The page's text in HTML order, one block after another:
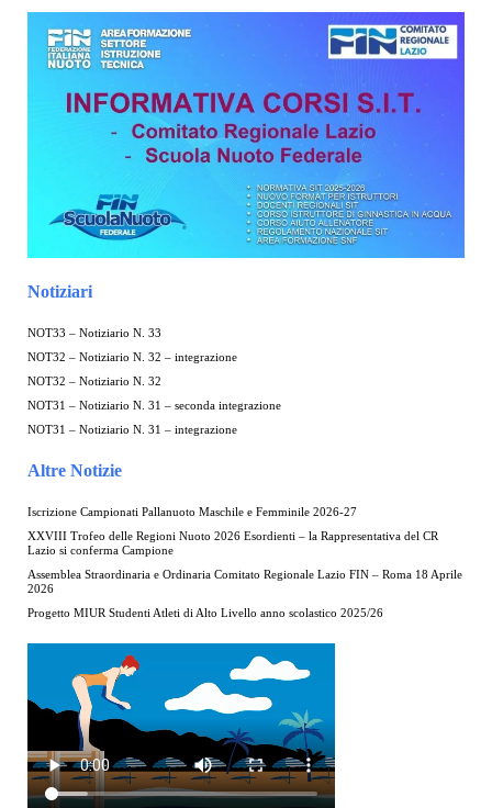
Notiziari
NOT33 – Notiziario N. 33
NOT32 – Notiziario N. 32 – integrazione
NOT32 – Notiziario N. 32
NOT31 – Notiziario N. 31 – seconda integrazione
NOT31 – Notiziario N. 31 – integrazione
Altre Notizie
Iscrizione Campionati Pallanuoto Maschile e Femminile 2026-27
XXVIII Trofeo delle Regioni Nuoto 2026 Esordienti – la Rappresentativa del CR
Lazio si conferma Campione
Assemblea Straordinaria e Ordinaria Comitato Regionale Lazio FIN – Roma 18 Aprile
2026
Progetto MIUR Studenti Atleti di Alto Livello anno scolastico 2025/26